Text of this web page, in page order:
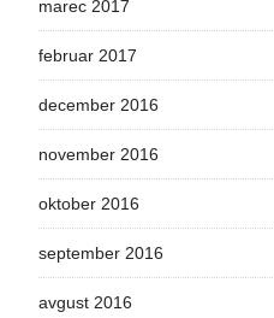
marec 2017
februar 2017
december 2016
november 2016
oktober 2016
september 2016
avgust 2016